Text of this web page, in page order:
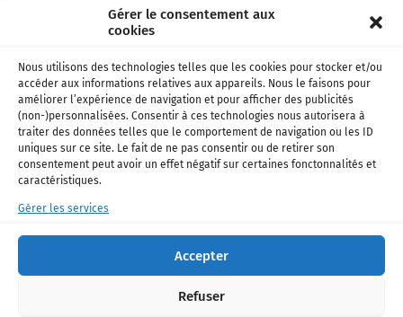
Gérer le consentement aux
cookies
Nous utilisons des technologies telles que les cookies pour stocker et/ou
accéder aux informations relatives aux appareils. Nous le faisons pour
améliorer l’expérience de navigation et pour afficher des publicités
(non-)personnalisées. Consentir à ces technologies nous autorisera à
traiter des données telles que le comportement de navigation ou les ID
uniques sur ce site. Le fait de ne pas consentir ou de retirer son
consentement peut avoir un effet négatif sur certaines fonctonnalités et
caractéristiques.
Gérer les services
Accepter
Refuser
Archives 1978 – Le Gabon des français
6 mars 2024
Emma’a et Don’zer bien partis pour remporter
le Kora !
26 février 2024
Football • Ligue 1 – Officiel: Shavy Babicka
18 janvier 2024
La chanteuse Paola de retour avec un nouveau